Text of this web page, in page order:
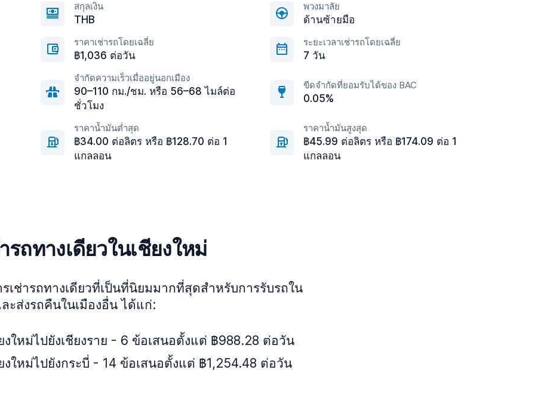
สกุลเงิน
THB
พวงมาลัย
ด้านซ้ายมือ
ราคาเช่ารถโดยเฉลี่ย
฿1,036 ต่อวัน
ระยะเวลาเช่ารถโดยเฉลี่ย
7 วัน
จำกัดความเร็วเมื่ออยู่นอกเมือง
90–110 กม./ชม. หรือ 56–68 ไมล์ต่อ
ชั่วโมง
ขีดจำกัดที่ยอมรับได้ของ BAC
0.05%
ราคาน้ำมันต่ำสุด
฿34.00 ต่อลิตร หรือ ฿128.70 ต่อ 1
แกลลอน
ราคาน้ำมันสูงสุด
฿45.99 ต่อลิตร หรือ ฿174.09 ต่อ 1
แกลลอน
รถทางเดียวในเชียงใหม่
รเช่ารถทางเดียวที่เป็นที่นิยมมากที่สุดสำหรับการรับรถใน
ะส่งรถคืนในเมืองอื่น ได้แก่:
งใหม่ไปยังเชียงราย - 6 ข้อเสนอตั้งแต่ ฿988.28 ต่อวัน
งใหม่ไปยังกระบี่ - 14 ข้อเสนอตั้งแต่ ฿1,254.48 ต่อวัน